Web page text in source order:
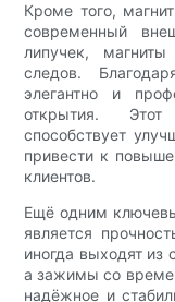
Кроме того,
современный
липучек,
следов.
элегантно и
открытия.
способствует
привести к
клиентов.
Ещё одним
является
иногда выходят из
а зажимы со
надёжное и